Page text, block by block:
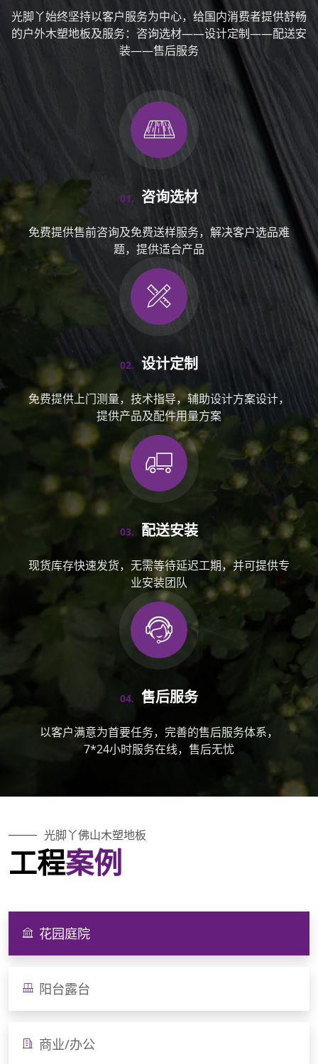
光脚丫始终坚持以客户服务为中心，给国内消费者提供舒畅
的户外木塑地板及服务：咨询选材——设计定制——配送安
装——售后服务
01. 咨询选材
免费提供售前咨询及免费送样服务，解决客户选品难
题，提供适合产品
02. 设计定制
免费提供上门测量，技术指导，辅助设计方案设计，
提供产品及配件用量方案
03. 配送安装
现货库存快速发货，无需等待延迟工期，并可提供专
业安装团队
04. 售后服务
以客户满意为首要任务，完善的售后服务体系，
7*24小时服务在线，售后无忧
光脚丫佛山木塑地板
工程案例
花园庭院
阳台露台
商业/办公